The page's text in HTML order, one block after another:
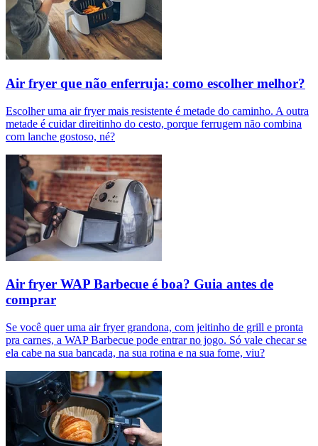
Air fryer que não enferruja: como escolher melhor?
Escolher uma air fryer mais resistente é metade do caminho. A outra
metade é cuidar direitinho do cesto, porque ferrugem não combina
com lanche gostoso, né?
Air fryer WAP Barbecue é boa? Guia antes de
comprar
Se você quer uma air fryer grandona, com jeitinho de grill e pronta
pra carnes, a WAP Barbecue pode entrar no jogo. Só vale checar se
ela cabe na sua bancada, na sua rotina e na sua fome, viu?